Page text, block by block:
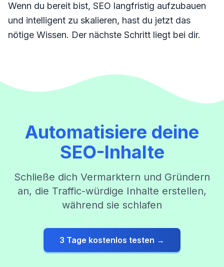
Wenn du bereit bist, SEO langfristig aufzubauen
und intelligent zu skalieren, hast du jetzt das
nötige Wissen. Der nächste Schritt liegt bei dir.
Automatisiere deine
SEO-Inhalte
Schließe dich Vermarktern und Gründern
an, die Traffic-würdige Inhalte erstellen,
während sie schlafen
3 Tage kostenlos testen →